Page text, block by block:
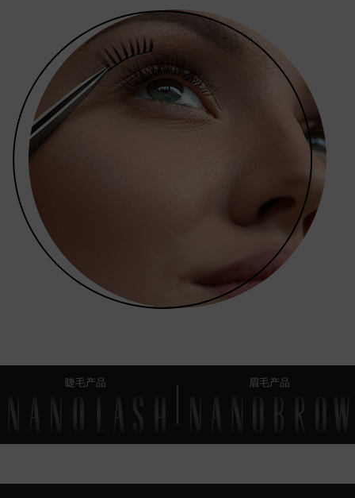
睫毛产品 眉毛产品